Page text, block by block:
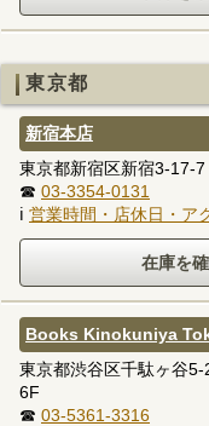
東京都
新宿本店
東京都新宿区新宿3-17-7
☎ 03-3354-0131
ℹ 営業時間・店休日・ア
Books Kinokuniya
東京都渋谷区千駄ヶ谷
6F
☎ 03-5361-3316